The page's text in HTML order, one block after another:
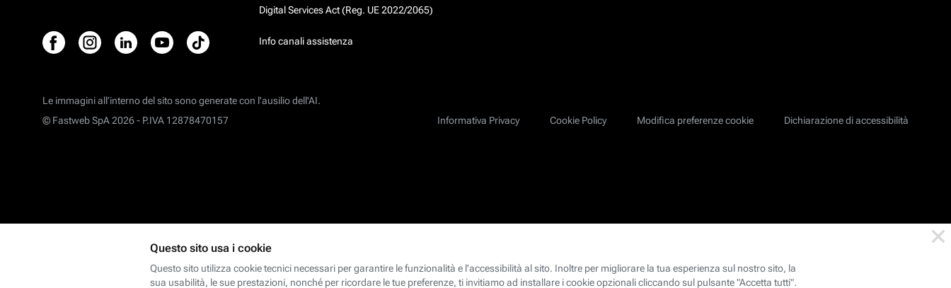
Digital Services Act (Reg. UE 2022/2065)
Info canali assistenza
Le immagini all’interno del sito sono generate con l'ausilio dell'AI.
Informativa Privacy
Cookie Policy Modifica preferenze cookie Dichiarazione di accessibilità
© Fastweb SpA 2026 - P.IVA 12878470157